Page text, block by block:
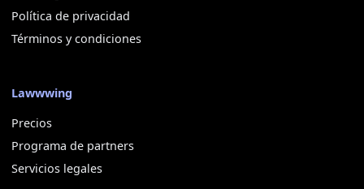
Política de privacidad
Términos y condiciones
Lawwwing
Precios
Programa de partners
Servicios legales